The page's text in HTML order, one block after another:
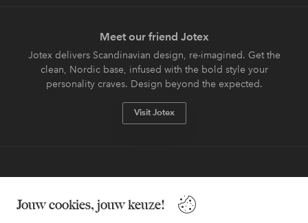
Jouw cookies, jouw keuze!
Meet our friend Jotex
Jotex delivers Scandinavian design, re-imagined. Get the
clean, Nordic base, infused with the bold style your
personality craves. Design beyond the expected.
Visit Jotex
Wil je meer weten over
onze betaalopties